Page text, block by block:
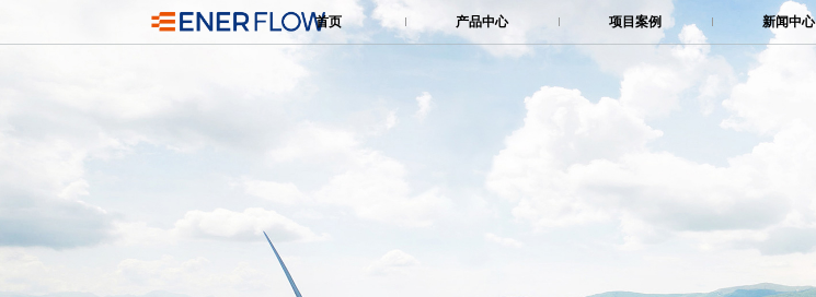
首页 产品中心 项目案例 新闻中心